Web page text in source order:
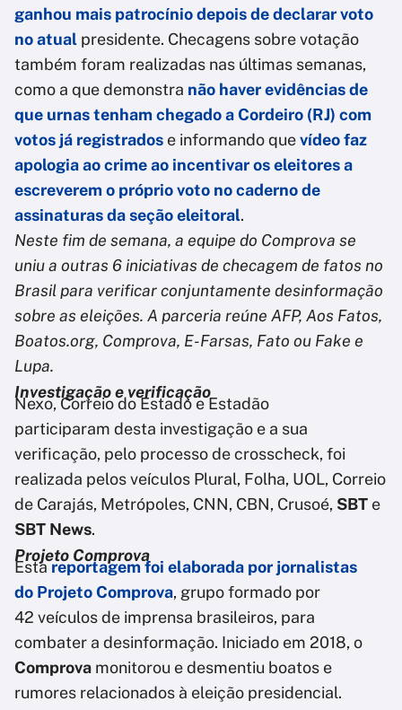
ganhou mais patrocínio depois de declarar voto
no atual presidente. Checagens sobre votação
também foram realizadas nas últimas semanas,
como a que demonstra não haver evidências de
que urnas tenham chegado a Cordeiro (RJ) com
votos já registrados e informando quevídeo faz
apologia ao crime ao incentivar os eleitores a
escreverem o próprio voto no caderno de
assinaturas da seção eleitoral.
Neste fim de semana, a equipe do Comprova se
uniu a outras 6 iniciativas de checagem de fatos no
Brasil para verificar conjuntamente desinformação
sobre as eleições. A parceria reúne AFP, Aos Fatos,
Boatos.org, Comprova, E-Farsas, Fato ou Fake e
Lupa.
Investigação e verificação
Nexo, Correio do Estado e Estadão
participaram desta investigação e a sua
verificação, pelo processo de crosscheck, foi
realizada pelos veículos Plural, Folha, UOL, Correio
de Carajás, Metrópoles, CNN, CBN, Crusoé, SBT e
SBT News.
Projeto Comprova
Estareportagem foi elaborada por jornalistas
do Projeto Comprova, grupo formado por
42 veículos de imprensa brasileiros, para
combater a desinformação. Iniciado em 2018, o
Comprova monitorou e desmentiu boatos e
rumores relacionados à eleição presidencial.